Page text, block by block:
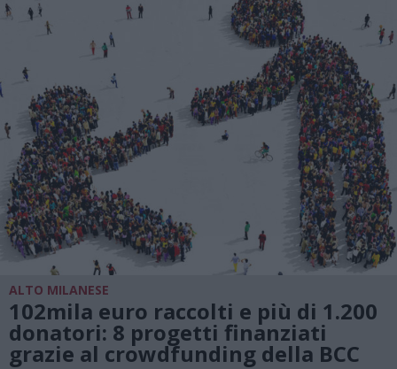
ALTO MILANESE
102mila euro raccolti e più di 1.200
donatori: 8 progetti finanziati
grazie al crowdfunding della BCC